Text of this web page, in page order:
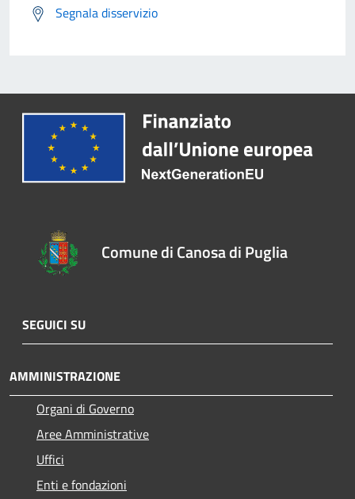
Segnala disservizio
Comune di Canosa di Puglia
SEGUICI SU
AMMINISTRAZIONE
Organi di Governo
Aree Amministrative
Uffici
Enti e fondazioni